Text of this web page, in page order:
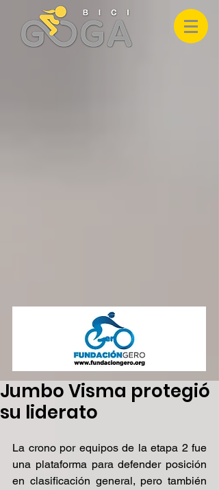
Jumbo Visma protegió
su liderato
La crono por equipos de la etapa 2 fue
una plataforma para defender posición
en clasificación general, pero también